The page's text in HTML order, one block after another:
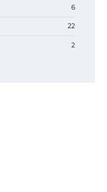
6
22
2